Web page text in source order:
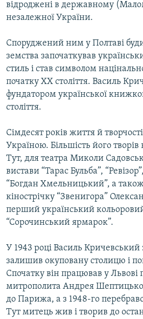
відроджені в державному
незалежної України.
Споруджений ним у Полтаві
земства започаткував
стиль і став символом
початку ХХ століття. Василь
фундатором української
століття.
Сімдесят років життя й
Україною. Більшість його творів
Тут, для театра Миколи
вистави “Тарас Бульба”,
“Богдан Хмельницький”, а
кінострічку “Звенигора”
перший український
“Сорочинський ярмарок”.
У 1943 році Василь
залишив окуповану столицю і
Спочатку він працював у Львові
митрополита Андрея
до Парижа, а з 1948-го
Тут митець жив і творив до